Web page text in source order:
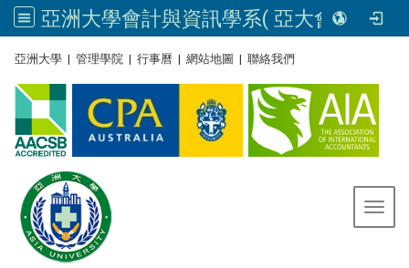
亞洲大學會計與資訊學系( 亞大會資系官網) | Asia University, Taiwan
亞洲大學 | 管理學院 | 行事曆 | 網站地圖 | 聯絡我們